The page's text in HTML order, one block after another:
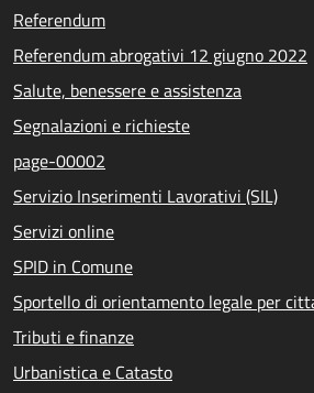
Referendum
Referendum abrogativi 12 giugno 2022
Salute, benessere e assistenza
Segnalazioni e richieste
page-00002
Servizio Inserimenti Lavorativi (SIL)
Servizi online
SPID in Comune
Sportello di orientamento legale per
Tributi e finanze
Urbanistica e Catasto